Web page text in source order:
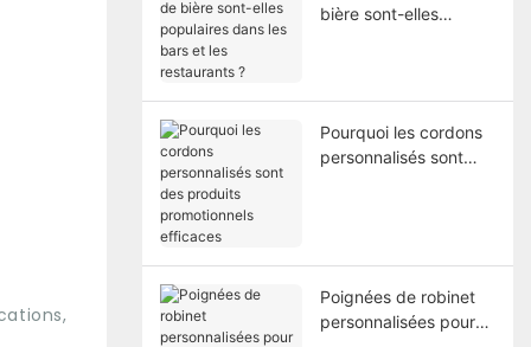
bière sont-elles
Pourquoi les cordons
personnalisés sont
Poignées de robinet
personnalisées pour